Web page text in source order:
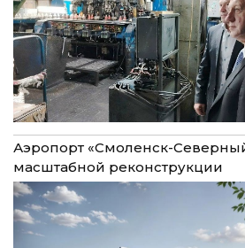
Аэропорт «Смоленск-
масштабной реконструкции